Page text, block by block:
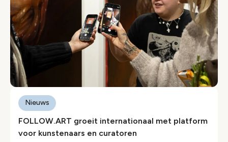
FOLLOW.ART groeit internationaal met platform
voor kunstenaars en curatoren
Nieuws